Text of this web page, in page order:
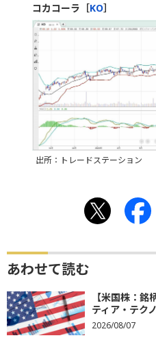
コカコーラ［KO］
出所：トレードステーション
あわせて読む
【米国株：
ティア・テク
2026/08/07